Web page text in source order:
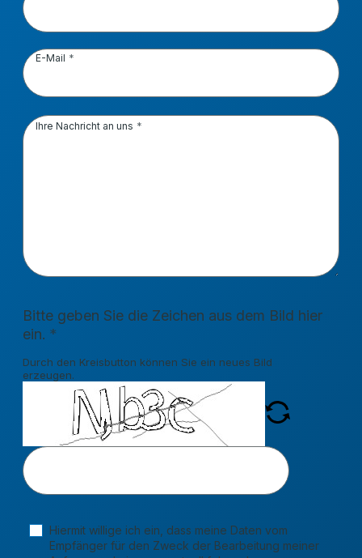
E-Mail
Ihre Nachricht an uns
Bitte geben Sie die Zeichen aus dem Bild hier
ein.
Durch den Kreisbutton können Sie ein neues Bild
erzeugen.
Hiermit willige ich ein, dass meine Daten vom
Empfänger für den Zweck der Bearbeitung meiner